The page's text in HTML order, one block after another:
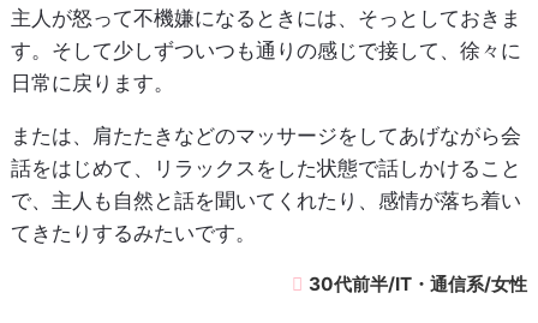
主人が怒って不機嫌になるときには、そっとしておきま
す。そして少しずついつも通りの感じで接して、徐々に
日常に戻ります。
または、肩たたきなどのマッサージをしてあげながら会
話をはじめて、リラックスをした状態で話しかけること
で、主人も自然と話を聞いてくれたり、感情が落ち着い
てきたりするみたいです。
30代前半/IT・通信系/女性